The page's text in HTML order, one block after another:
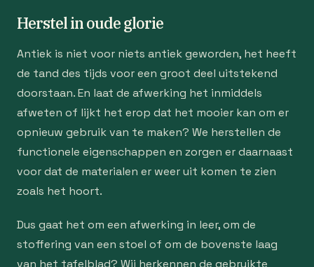
Herstel in oude glorie
Antiek is niet voor niets antiek geworden, het heeft
de tand des tijds voor een groot deel uitstekend
doorstaan. En laat de afwerking het inmiddels
afweten of lijkt het erop dat het mooier kan om er
opnieuw gebruik van te maken? We herstellen de
functionele eigenschappen en zorgen er daarnaast
voor dat de materialen er weer uit komen te zien
zoals het hoort.
Dus gaat het om een afwerking in leer, om de
stoffering van een stoel of om de bovenste laag
van het tafelblad? Wij herkennen de gebruikte